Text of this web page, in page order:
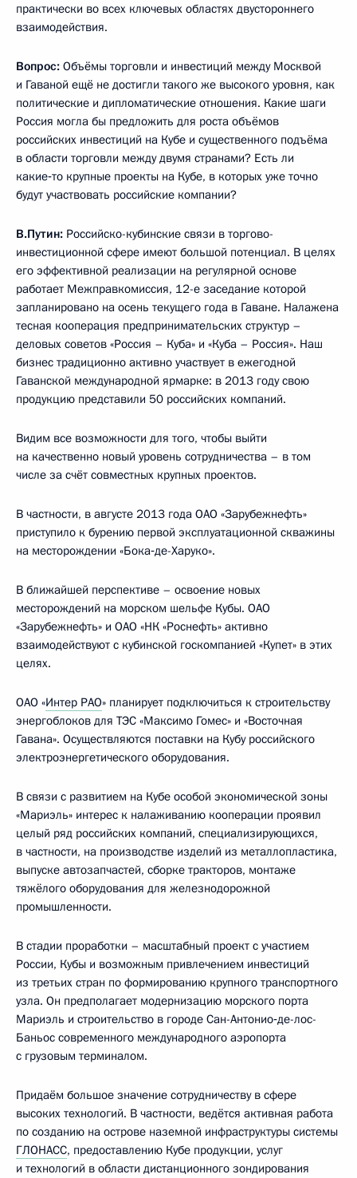
практически во всех ключевых областях двустороннего
взаимодействия.
Вопрос: Объёмы торговли и инвестиций между Москвой
и Гаваной ещё не достигли такого же высокого уровня, как
политические и дипломатические отношения. Какие шаги
Россия могла бы предложить для роста объёмов
российских инвестиций на Кубе и существенного подъёма
в области торговли между двумя странами? Есть ли
какие‑то крупные проекты на Кубе, в которых уже точно
будут участвовать российские компании?
В.Путин: Российско-кубинские связи в торгово-
инвестиционной сфере имеют большой потенциал. В целях
его эффективной реализации на регулярной основе
работает Межправкомиссия, 12-е заседание которой
запланировано на осень текущего года в Гаване. Налажена
тесная кооперация предпринимательских структур –
деловых советов «Россия – Куба» и «Куба – Россия». Наш
бизнес традиционно активно участвует в ежегодной
Гаванской международной ярмарке: в 2013 году свою
продукцию представили 50 российских компаний.
Видим все возможности для того, чтобы выйти
на качественно новый уровень сотрудничества – в том
числе за счёт совместных крупных проектов.
В частности, в августе 2013 года ОАО «Зарубежнефть»
приступило к бурению первой эксплуатационной скважины
на месторождении «Бока‑де-Харуко».
В ближайшей перспективе – освоение новых
месторождений на морском шельфе Кубы. ОАО
«Зарубежнефть» и ОАО «НК «Роснефть» активно
взаимодействуют с кубинской госкомпанией «Купет» в этих
целях.
ОАО «Интер РАО» планирует подключиться к строительству
энергоблоков для ТЭС «Максимо Гомес» и «Восточная
Гавана». Осуществляются поставки на Кубу российского
электроэнергетического оборудования.
В связи с развитием на Кубе особой экономической зоны
«Мариэль» интерес к налаживанию кооперации проявил
целый ряд российских компаний, специализирующихся,
в частности, на производстве изделий из металлопластика,
выпуске автозапчастей, сборке тракторов, монтаже
тяжёлого оборудования для железнодорожной
промышленности.
В стадии проработки – масштабный проект с участием
России, Кубы и возможным привлечением инвестиций
из третьих стран по формированию крупного транспортного
узла. Он предполагает модернизацию морского порта
Мариэль и строительство в городе Сан-Антонио‑де-лос-
Баньос современного международного аэропорта
с грузовым терминалом.
Придаём большое значение сотрудничеству в сфере
высоких технологий. В частности, ведётся активная работа
по созданию на острове наземной инфраструктуры системы
ГЛОНАСС, предоставлению Кубе продукции, услуг
и технологий в области дистанционного зондирования